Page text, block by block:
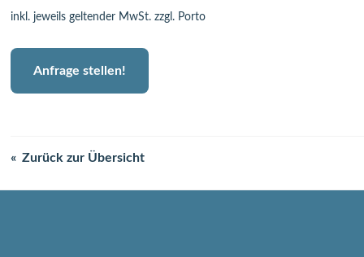
inkl. jeweils geltender MwSt. zzgl. Porto
Anfrage stellen!
Zurück zur Übersicht